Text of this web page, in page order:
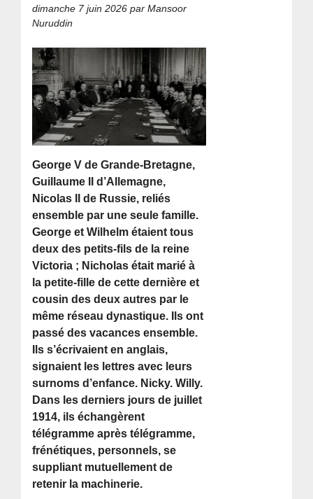
dimanche 7 juin 2026 par Mansoor
Nuruddin
George V de Grande-Bretagne,
Guillaume II d’Allemagne,
Nicolas II de Russie, reliés
ensemble par une seule famille.
George et Wilhelm étaient tous
deux des petits-fils de la reine
Victoria ; Nicholas était marié à
la petite-fille de cette dernière et
cousin des deux autres par le
même réseau dynastique. Ils ont
passé des vacances ensemble.
Ils s’écrivaient en anglais,
signaient les lettres avec leurs
surnoms d’enfance. Nicky. Willy.
Dans les derniers jours de juillet
1914, ils échangèrent
télégramme après télégramme,
frénétiques, personnels, se
suppliant mutuellement de
retenir la machinerie.